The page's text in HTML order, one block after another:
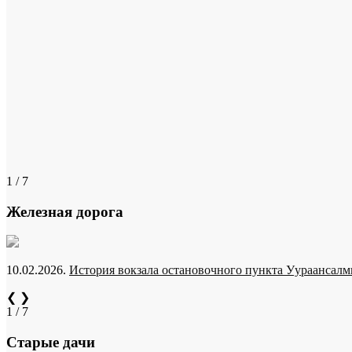
1 / 7
Железная дорога
10.02.2026. История вокзала остановочного пункта
❮ ❯
1 / 7
Старые дачи